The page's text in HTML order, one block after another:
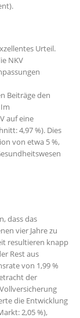
Urteil.
NKV
Beiträge den
auf eine
4,97 %). Dies
von etwa 5 %,
dass das
vier Jahre zu
resultieren knapp
Rest aus
von 1,99 %
der
die Entwicklung
2,05 %),